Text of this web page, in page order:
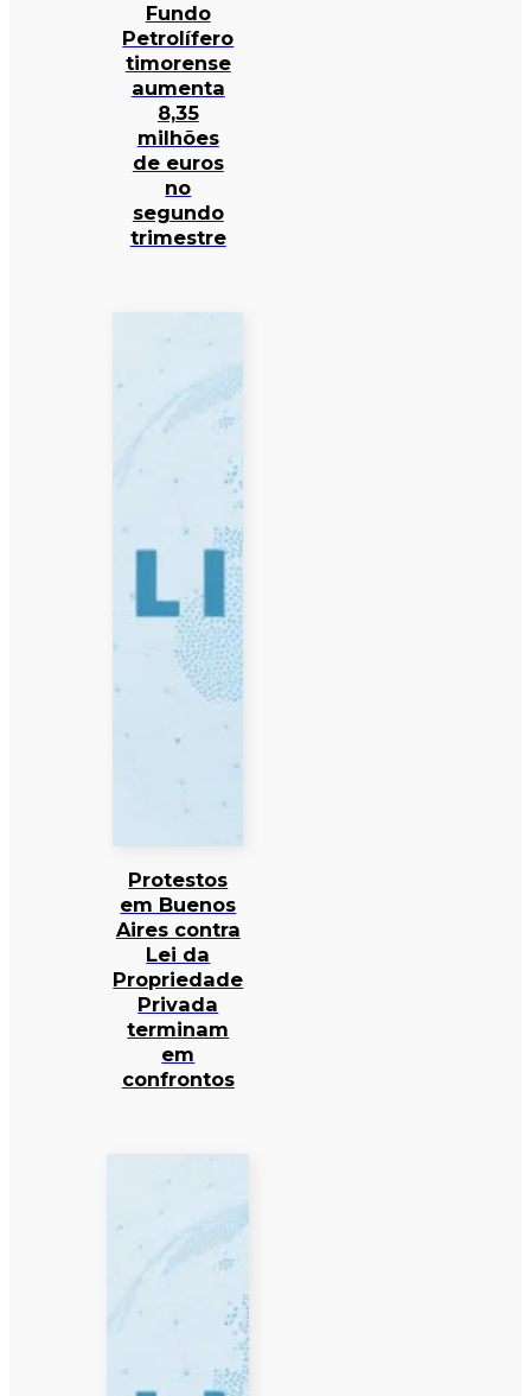
Fundo
Petrolífero
timorense
aumenta
8,35
milhões
de euros
no
segundo
trimestre
Protestos
em Buenos
Aires contra
Lei da
Propriedade
Privada
terminam
em
confrontos